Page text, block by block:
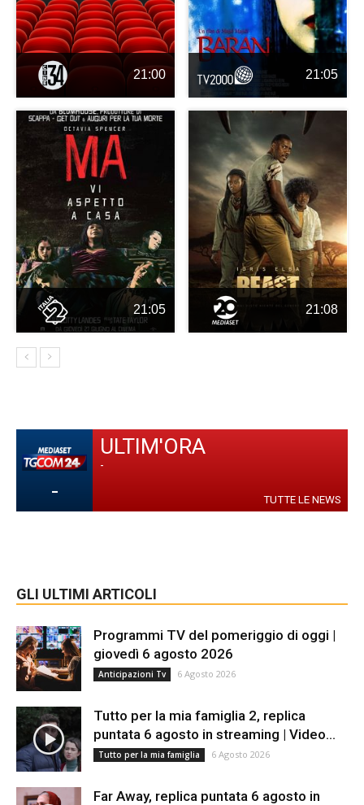
21:00 21:05
21:05 21:08
-
ULTIM'ORA
-
TUTTE LE NEWS
GLI ULTIMI ARTICOLI
Programmi TV del pomeriggio di oggi |
giovedì 6 agosto 2026
Anticipazioni Tv 6 Agosto 2026
Tutto per la mia famiglia 2, replica
puntata 6 agosto in streaming | Video...
Tutto per la mia famiglia 6 Agosto 2026
Far Away, replica puntata 6 agosto in